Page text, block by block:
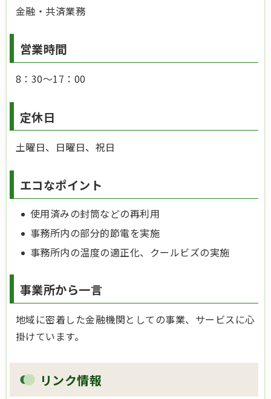
金融・共済業務
営業時間
8：30～17：00
定休日
土曜日、日曜日、祝日
エコなポイント
使用済みの封筒などの再利用
事務所内の部分的節電を実施
事務所内の温度の適正化、クールビズの実施
事業所から一言
地域に密着した金融機関としての事業、サービスに心
掛けています。
リンク情報